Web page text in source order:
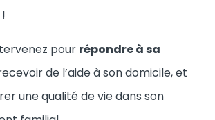
pour répondre à sa
de l’aide à son domicile, et
une qualité de vie dans son